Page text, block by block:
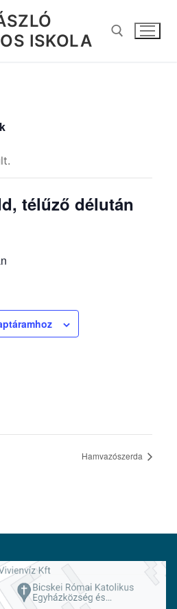
ISKOLA
télűző délután
Hamvazószerda